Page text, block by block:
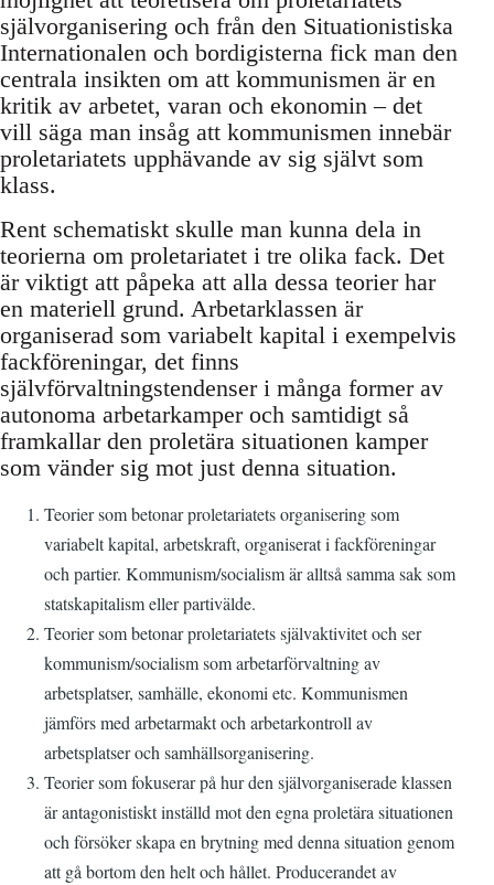
självorganisering och från den Situationistiska
Internationalen och bordigisterna fick man den
centrala insikten om att kommunismen är en
kritik av arbetet, varan och ekonomin – det
vill säga man insåg att kommunismen innebär
proletariatets upphävande av sig självt som
klass.
Rent schematiskt skulle man kunna dela in
teorierna om proletariatet i tre olika fack. Det
är viktigt att påpeka att alla dessa teorier har
en materiell grund. Arbetarklassen är
organiserad som variabelt kapital i exempelvis
fackföreningar, det finns
självförvaltningstendenser i många former av
autonoma arbetarkamper och samtidigt så
framkallar den proletära situationen kamper
som vänder sig mot just denna situation.
Teorier som betonar proletariatets organisering som
variabelt kapital, arbetskraft, organiserat i fackföreningar
och partier. Kommunism/socialism är alltså samma sak som
statskapitalism eller partivälde.
Teorier som betonar proletariatets självaktivitet och ser
kommunism/socialism som arbetarförvaltning av
arbetsplatser, samhälle, ekonomi etc. Kommunismen
jämförs med arbetarmakt och arbetarkontroll av
arbetsplatser och samhällsorganisering.
Teorier som fokuserar på hur den självorganiserade klassen
är antagonistiskt inställd mot den egna proletära situationen
och försöker skapa en brytning med denna situation genom
att gå bortom den helt och hållet. Producerandet av